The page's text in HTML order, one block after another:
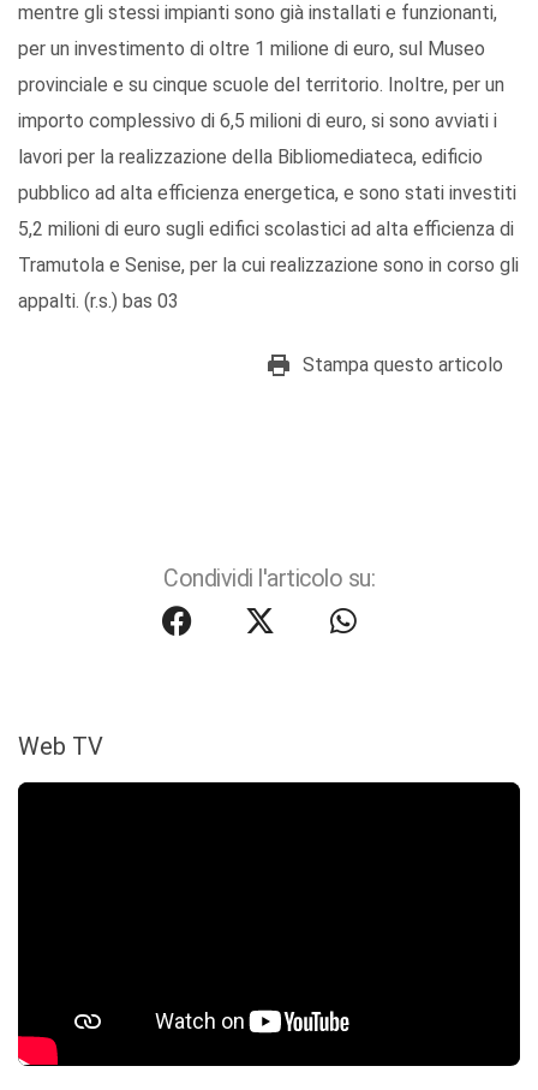
mentre gli stessi impianti sono già installati e funzionanti,
per un investimento di oltre 1 milione di euro, sul Museo
provinciale e su cinque scuole del territorio. Inoltre, per un
importo complessivo di 6,5 milioni di euro, si sono avviati i
lavori per la realizzazione della Bibliomediateca, edificio
pubblico ad alta efficienza energetica, e sono stati investiti
5,2 milioni di euro sugli edifici scolastici ad alta efficienza di
Tramutola e Senise, per la cui realizzazione sono in corso gli
appalti. (r.s.) bas 03
Stampa questo articolo
Condividi l'articolo su:
Web TV